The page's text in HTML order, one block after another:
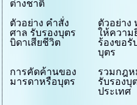
ต่างชาติ
ตัวอย่าง คำสั่ง
ศาล รับรองบุตร
บิดาเสียชีวิต
ตัวอย่าง
ให้ความ
ร้องขอรั
บุตร
การคัดค้านของ
มารดาหรือบุตร
รวมกฎห
รับรองบุ
ประเทศ